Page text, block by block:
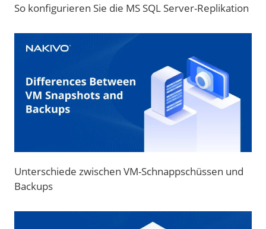
So konfigurieren Sie die MS SQL Server-Replikation
Unterschiede zwischen VM-Schnappschüssen und
Backups